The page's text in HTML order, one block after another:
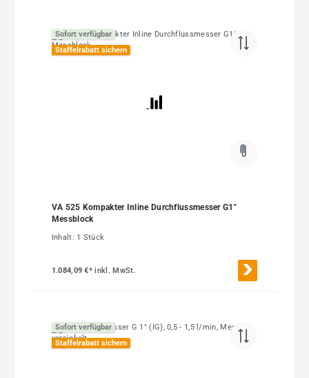
Sofort verfügbar
Staffelrabatt sichern
VA 525 Kompakter Inline Durchflussmesser G1"
Messblock
Inhalt: 1 Stück
1.084,09 €*inkl. MwSt.
Sofort verfügbar
Staffelrabatt sichern